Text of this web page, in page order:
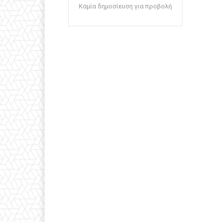
Καμία δημοσίευση για προβολή